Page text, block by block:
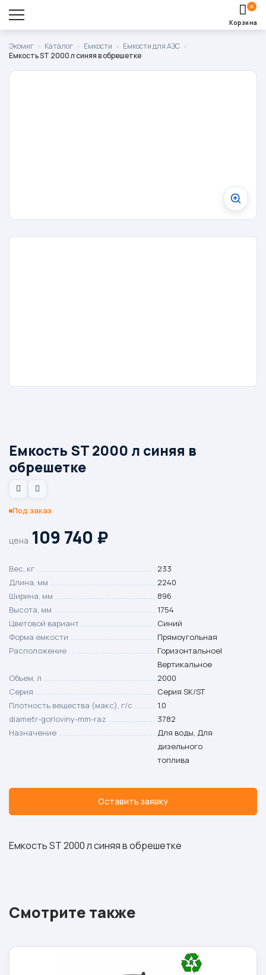
Оставить заявку
Корзина
0
Корзина пуста.
Экомиг » Каталог » Емкости » Емкости для АЗС »
Емкость ST 2000 л синяя в обрешетке
Емкость ST 2000 л синяя в
обрешетке
Под заказ
цена 109 740 ₽
Вес, кг
233
Длина, мм
2240
Ширина, мм
896
Высота, мм
1754
Цветовой вариант
Синий
Форма емкости
Прямоугольная
Расположение
Горизонтальное|
Вертикальное
Объем, л
2000
Серия
Серия SK/ST
Плотность вещества (макс), г/с
1.0
diametr-gorloviny-mm-raz
3782
Назначение
Для воды, Для
дизельного
топлива
Оставить заявку
Емкость ST 2000 л синяя в обрешетке
Смотрите также